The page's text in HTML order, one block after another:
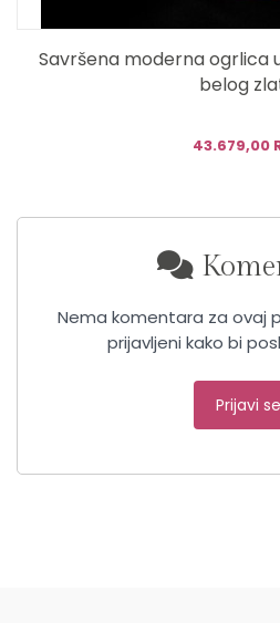
Savršena moderna ogrlica
belog
43.679,00
Nema komentara za ovaj
prijavljeni kako bi
Prijavi se